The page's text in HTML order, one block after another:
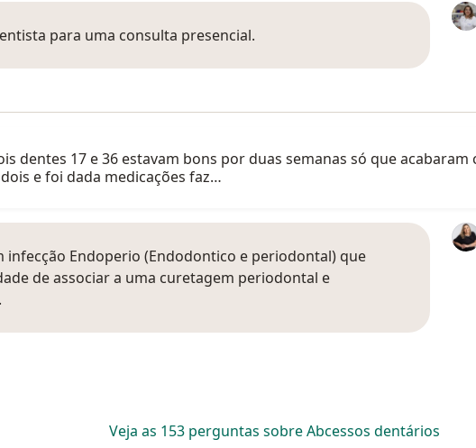
para uma consulta presencial.
dentes 17 e 36 estavam bons por duas semanas só que
e foi dada medicações faz…
Endoperio (Endodontico e periodontal) que
de associar a uma curetagem periodontal e
Veja as 153 perguntas sobre Abcessos dentários